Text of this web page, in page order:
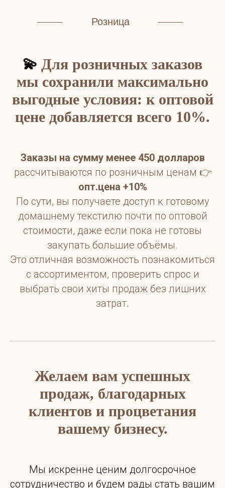
Розница
💫 Для розничных заказов
мы сохранили максимально
выгодные условия: к оптовой
цене добавляется всего 10%.
Заказы на сумму менее 450 долларов
рассчитываются по розничным ценам 👉
опт.цена +10%
По сути, вы получаете доступ к готовому
домашнему текстилю почти по оптовой
стоимости, даже если пока не готовы
закупать большие объёмы.
Это отличная возможность познакомиться
с ассортиментом, проверить спрос и
выбрать свои хиты продаж без лишних
затрат.
Желаем вам успешных
продаж, благодарных
клиентов и процветания
вашему бизнесу.
Мы искренне ценим долгосрочное
сотрудничество и будем рады стать вашим